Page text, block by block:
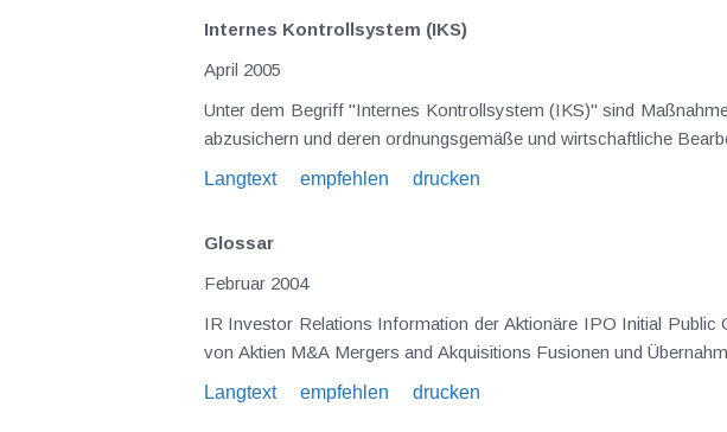
Internes Kontrollsystem (IKS)
April 2005
Unter dem Begriff "Internes Kontrollsystem (IKS)" sind
Langtext
empfehlen drucken
Glossar
Februar 2004
IR Investor Relations Information der Aktionäre IPO Initial Public Offering Erstplatzierung von Aktien SPO Secondary Public Offering Zweitplatzierung
von Aktien M&A Mergers and Akquisitions
Langtext
empfehlen drucken